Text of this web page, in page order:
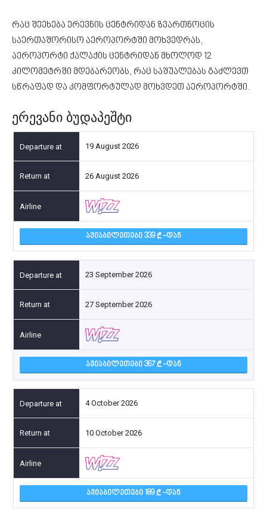
რაც შეეხება ერევნის ცენტრიდან ზვართნოცის
საერთაშორისო აეროპორტში მოხვედრას,
აეროპორტი ქალაქის ცენტრიდან მხოლოდ 12
კილომეტრში მდებარეობს, რაც საშუალებას გაძლევთ
სწრაფად და კომფორტულად მოხვდეთ აეროპორტში.
ერევანი ბუდაპეშტი
19 August 2026
26 August 2026
ᲐᲕᲘᲐᲑᲘᲚᲔᲗᲔᲑᲘ 339 -ᲓᲐᲜ
23 September 2026
27 September 2026
ᲐᲕᲘᲐᲑᲘᲚᲔᲗᲔᲑᲘ 367 -ᲓᲐᲜ
4 October 2026
10 October 2026
ᲐᲕᲘᲐᲑᲘᲚᲔᲗᲔᲑᲘ 189 -ᲓᲐᲜ